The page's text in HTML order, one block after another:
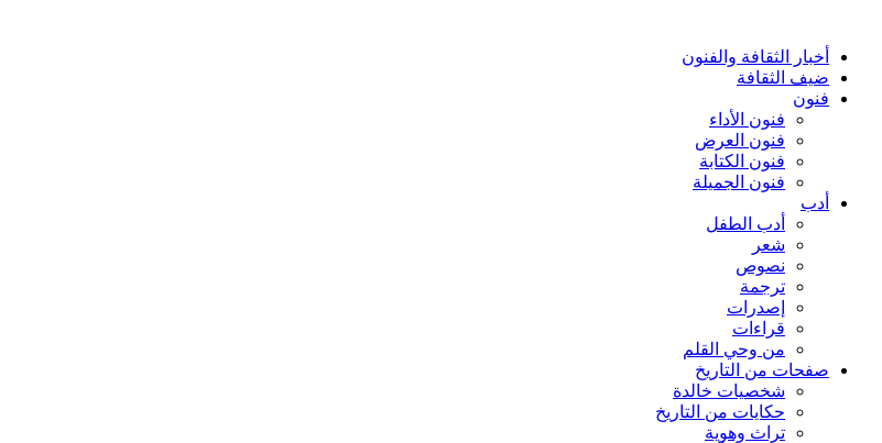
أخبار الثقافة والفنون
ضيف الثقافة
فنون
فنون الأداء
فنون العرض
فنون الكتابة
فنون الجميلة
أدب
أدب الطفل
شعر
نصوص
ترجمة
إصدرات
قراءات
من وحي القلم
صفحات من التاريخ
شخصيات خالدة
حكايات من التاريخ
تراث وهوية